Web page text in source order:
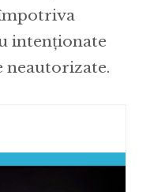
intenționate
neautorizate.